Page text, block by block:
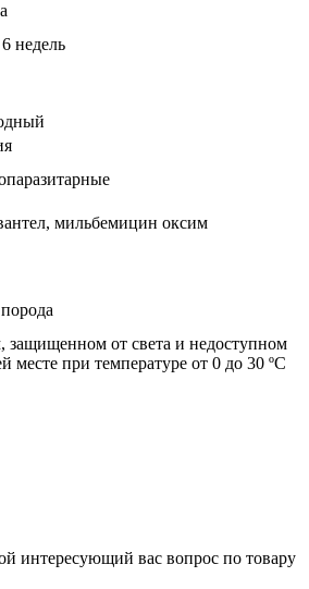
недель
мильбемицин оксим
защищенном от света и недоступном
месте при температуре от 0 до 30 ºС
интересующий вас вопрос по товару